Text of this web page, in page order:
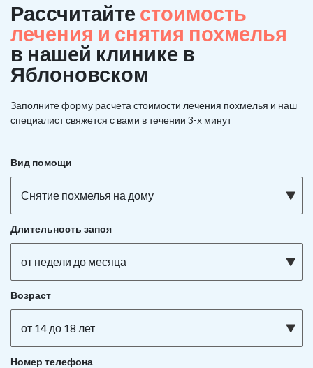
Рассчитайте стоимость
лечения и снятия похмелья
в нашей клинике в
Яблоновском
Заполните форму расчета стоимости лечения похмелья и наш
специалист свяжется с вами в течении 3-х минут
Вид помощи
Снятие похмелья на дому
Длительность запоя
от недели до месяца
Возраст
от 14 до 18 лет
Номер телефона